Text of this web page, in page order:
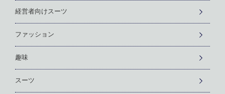
経営者向けスーツ
ファッション
趣味
スーツ